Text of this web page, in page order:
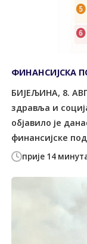
прије 14
ФИНАНСИЈСКА
БИЈЕЉИНА, 8.
здравља и
објавило је
финансијске